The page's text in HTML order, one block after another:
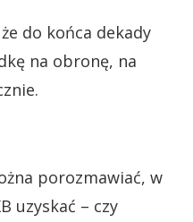
do końca dekady
na obronę, na
porozmawiać, w
uzyskać – czy